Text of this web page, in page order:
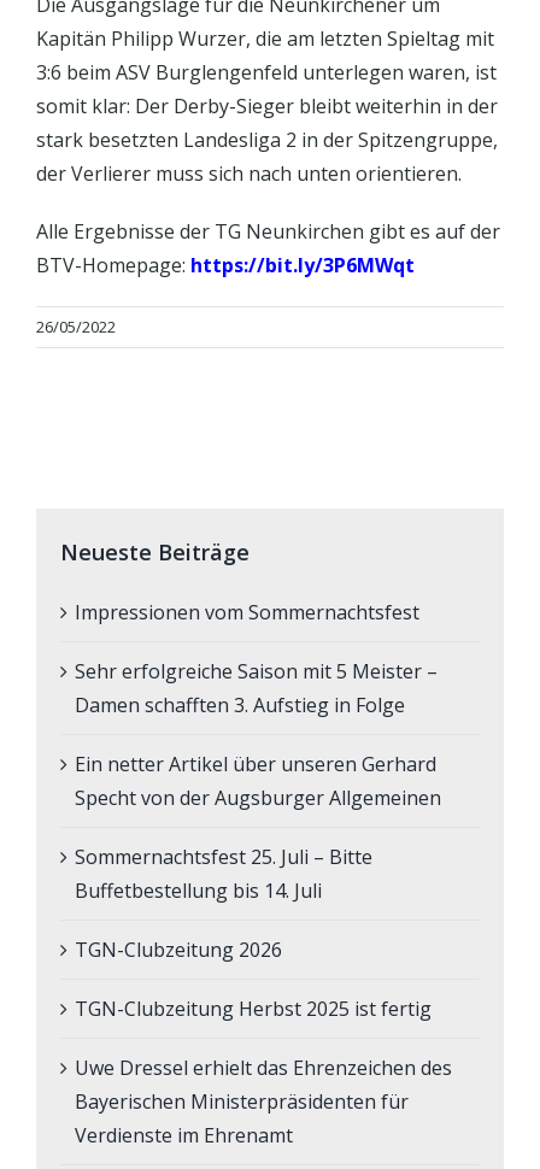
Kapitän Philipp Wurzer, die am letzten Spieltag mit
3:6 beim ASV Burglengenfeld unterlegen waren, ist
somit klar: Der Derby-Sieger bleibt weiterhin in der
stark besetzten Landesliga 2 in der Spitzengruppe,
der Verlierer muss sich nach unten orientieren.
Alle Ergebnisse der TG Neunkirchen gibt es auf der
BTV-Homepage: https://bit.ly/3P6MWqt
26/05/2022
Neueste Beiträge
Impressionen vom Sommernachtsfest
Sehr erfolgreiche Saison mit 5 Meister –
Damen schafften 3. Aufstieg in Folge
Ein netter Artikel über unseren Gerhard
Specht von der Augsburger Allgemeinen
Sommernachtsfest 25. Juli – Bitte
Buffetbestellung bis 14. Juli
TGN-Clubzeitung 2026
TGN-Clubzeitung Herbst 2025 ist fertig
Uwe Dressel erhielt das Ehrenzeichen des
Bayerischen Ministerpräsidenten für
Verdienste im Ehrenamt